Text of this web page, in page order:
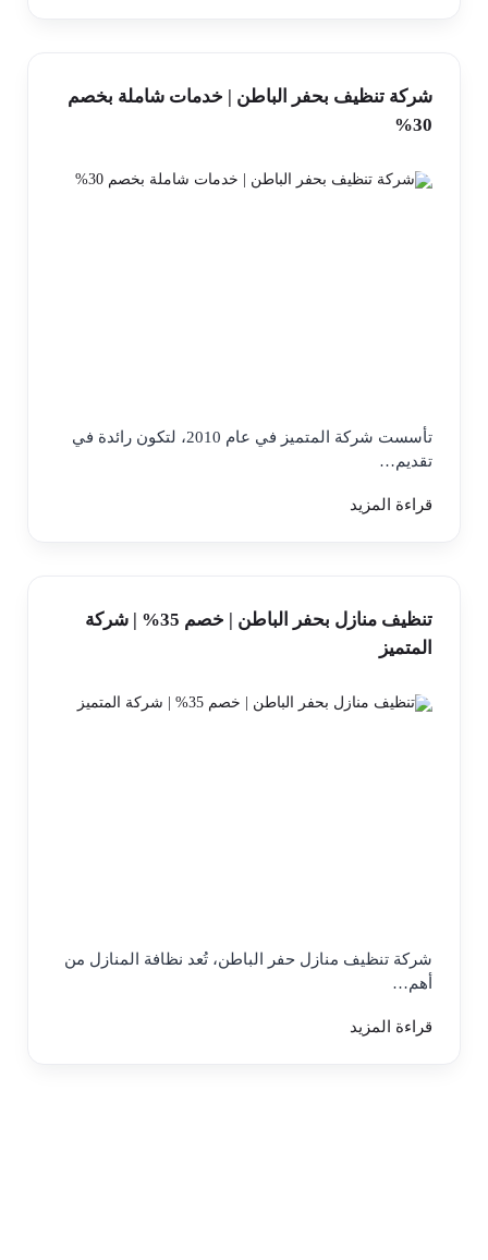
شركة تنظيف بحفر الباطن | خدمات شاملة بخصم
30%
تأسست شركة المتميز في عام 2010، لتكون رائدة في
تقديم…
قراءة المزيد
تنظيف منازل بحفر الباطن | خصم 35% | شركة
المتميز
شركة تنظيف منازل حفر الباطن، تُعد نظافة المنازل من
أهم…
قراءة المزيد